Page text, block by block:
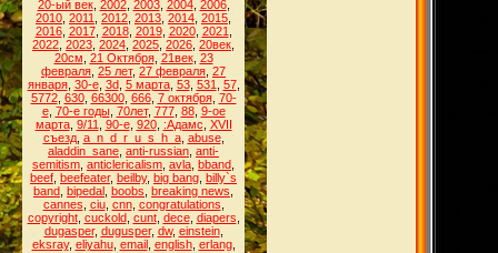
20-ый век, 2002, 2003, 2004, 2006,
2010 2011 2012 2013 2014 2015
2016, 2017, 2018, 2019, 2020, 2021
2022 2023 2024 2025 2026 20век
20см 21 Октября, 21век, 23
февраля 25 лет, 27 февраля 27
января, 30-е, 3d, 5 марта, 53, 531 57,
5772, 630, 66300, 666, 7 октября, 70-
е, 70-е годы, 70лет, 777, 88, 9-ое
марта, 9/11 90-е, 920, :Адамс XVII
съезд, a_n_d_r_u_s_h_a, abuse,
aladdin_sane anti-russian anti-
semitism anticlericalism avla bband
beef beefeater, beilby, big bang billy`s
band bipedal boobs breaking news
cannes ciu, cnn, congratulations
copyright, cuckold, cunt, dece, diapers
dugasper, dugusper, dw, einstein,
eksray, eliyahu, email, english, erlang,